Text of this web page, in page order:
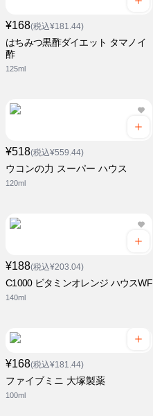
¥168(税込¥181.44)
はちみつ黒酢ダイエット タマノイ
酢
125ml
¥518(税込¥559.44)
ウコンの力 スーパー ハウス
120ml
¥188(税込¥203.04)
C1000 ビタミンオレンジ ハウスWF
140ml
¥168(税込¥181.44)
ファイブミニ 大塚製薬
100ml